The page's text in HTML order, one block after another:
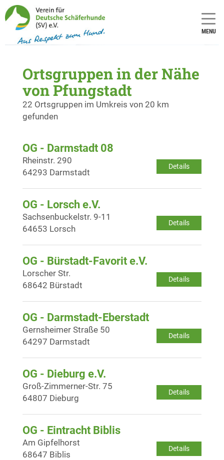
MENU
Ortsgruppen in der Nähe
von Pfungstadt
22 Ortsgruppen im Umkreis von 20 km
gefunden
OG - Darmstadt 08
Details
Rheinstr. 290
64293 Darmstadt
OG - Lorsch e.V.
Details
Sachsenbuckelstr. 9-11
64653 Lorsch
OG - Bürstadt-Favorit e.V.
Details
Lorscher Str.
68642 Bürstadt
OG - Darmstadt-Eberstadt
Details
Gernsheimer Straße 50
64297 Darmstadt
OG - Dieburg e.V.
Details
Groß-Zimmerner-Str. 75
64807 Dieburg
OG - Eintracht Biblis
Details
Am Gipfelhorst
68647 Biblis